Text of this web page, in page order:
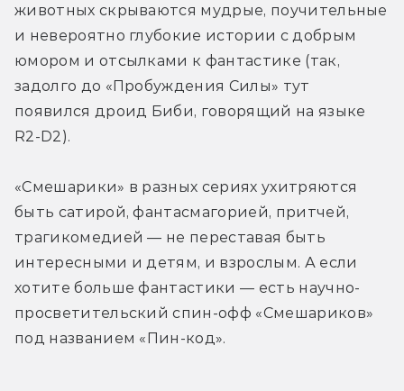
животных скрываются мудрые, поучительные
и невероятно глубокие истории с добрым
юмором и отсылками к фантастике (так,
задолго до «Пробуждения Силы» тут
появился дроид Биби, говорящий на языке
R2-D2).
«Смешарики» в разных сериях ухитряются
быть сатирой, фантасмагорией, притчей,
трагикомедией — не переставая быть
интересными и детям, и взрослым. А если
хотите больше фантастики — есть научно-
просветительский спин-офф «Смешариков»
под названием «Пин-код».